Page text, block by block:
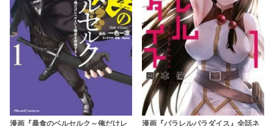
漫画『暴食のベルセルク～俺だけレ
漫画『パラレルパラダイス』全話ネ